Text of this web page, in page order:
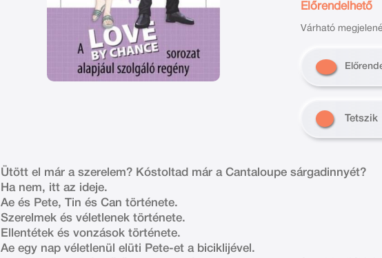
Előrendelhető
Várható
Tetszik
Ütött el már a szerelem? Kóstoltad már a Cantaloupe sárgadinnyét?
Ha nem, itt az ideje.
Ae és Pete, Tin és Can története.
Szerelmek és véletlenek története.
Ellentétek és vonzások története.
Ae egy nap véletlenül elüti Pete-et a biciklijével.